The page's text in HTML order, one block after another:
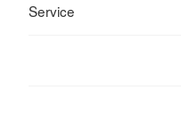
Service